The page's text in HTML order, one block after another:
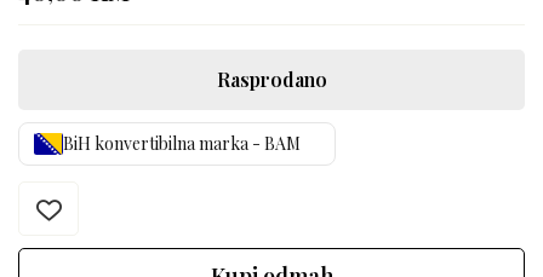
Rasprodano
BiH konvertibilna marka - BAM